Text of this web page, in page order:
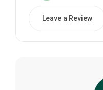
Leave a Review